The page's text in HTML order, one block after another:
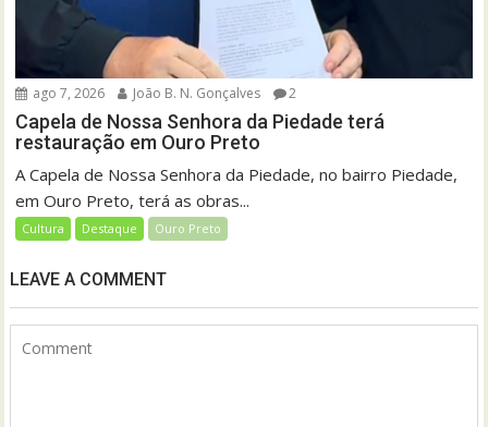
ago 7, 2026 João B. N. Gonçalves 2
Capela de Nossa Senhora da Piedade terá
restauração em Ouro Preto
A Capela de Nossa Senhora da Piedade, no bairro Piedade,
em Ouro Preto, terá as obras...
Cultura Destaque Ouro Preto
LEAVE A COMMENT